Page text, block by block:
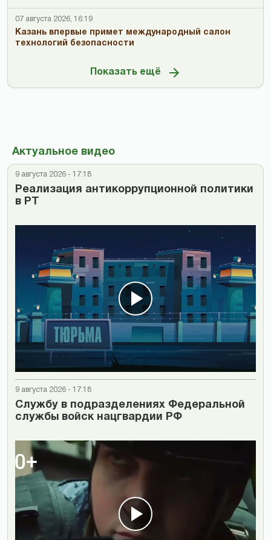
07 августа 2026, 16:19
Казань впервые примет международный салон
технологий безопасности
Показать ещё
Актуальное видео
9 августа 2026 - 17:18
Реализация антикоррупционной политики
в РТ
9 августа 2026 - 17:18
Cлужбу в подразделениях Федеральной
службы войск нацгвардии РФ